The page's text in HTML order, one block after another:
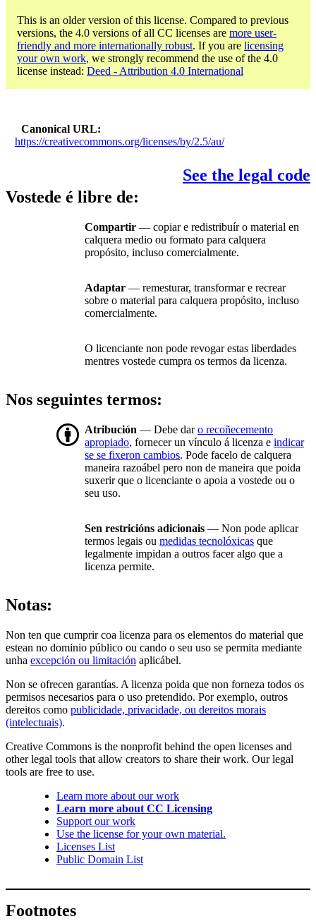
This is an older version of this license. Compared to previous
versions, the 4.0 versions of all CC licenses are more user-
friendly and more internationally robust. If you are licensing
your own work, we strongly recommend the use of the 4.0
license instead: Deed - Attribution 4.0 International
Canonical URL
https://creativecommons.org/licenses/by/2.5/au/
See the legal code
Vostede é libre de:
Compartir — copiar e redistribuír o material en
calquera medio ou formato para calquera
propósito, incluso comercialmente.
Adaptar — remesturar, transformar e recrear
sobre o material para calquera propósito, incluso
comercialmente.
O licenciante non pode revogar estas liberdades
mentres vostede cumpra os termos da licenza.
Nos seguintes termos:
Atribución — Debe daro recoñecemento
apropiado, fornecer un vínculo á licenza e indicar
se se fixeron cambios. Pode facelo de calquera
maneira razoábel pero non de maneira que poida
suxerir que o licenciante o apoia a vostede ou o
seu uso.
Sen restricións adicionais — Non pode aplicar
termos legais ou medidas tecnolóxicas que
legalmente impidan a outros facer algo que a
licenza permite.
Notas:
Non ten que cumprir coa licenza para os elementos do material que
estean no dominio público ou cando o seu uso se permita mediante
unha excepción ou limitación aplicábel.
Non se ofrecen garantías. A licenza poida que non forneza todos os
permisos necesarios para o uso pretendido. Por exemplo, outros
dereitos como publicidade, privacidade, ou dereitos morais
(intelectuais).
Creative Commons is the nonprofit behind the open licenses and
other legal tools that allow creators to share their work. Our legal
tools are free to use.
Learn more about our work
Learn more about CC Licensing
Support our work
Use the license for your own material.
Licenses List
Public Domain List
Footnotes